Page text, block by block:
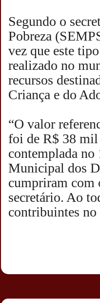
Segundo o
Pobreza
vez que este
realizado no
recursos
Criança e do
“O valor
foi de R$ 38 mil
contemplada no
Municipal dos
cumpriram com
secretário. Ao
contribuintes no